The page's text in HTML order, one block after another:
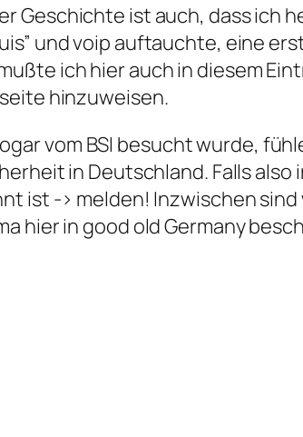
Geschichte ist auch, dass ich
und voip auftauchte, eine
ich hier auch in diesem
hinzuweisen.
vom BSI besucht wurde,
in Deutschland. Falls
ist -> melden! Inzwischen
hier in good old Germany